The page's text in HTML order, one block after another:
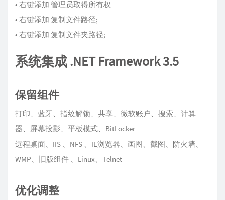
• 右键添加 管理员取得所有权
• 右键添加 复制文件路径;
• 右键添加 复制文件夹路径;
系统集成 .NET Framework 3.5
保留组件
打印、蓝牙、指纹解锁、共享、微软账户、搜索、计算
器、屏幕投影、平板模式、BitLocker
远程桌面、IIS 、NFS 、IE浏览器、画图、截图、防火墙、
WMP、旧版组件 、Linux、Telnet
优化调整